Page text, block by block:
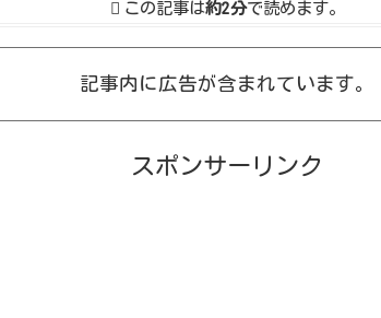
この記事は約2分で読めます。
記事内に広告が含まれています。
スポンサーリンク